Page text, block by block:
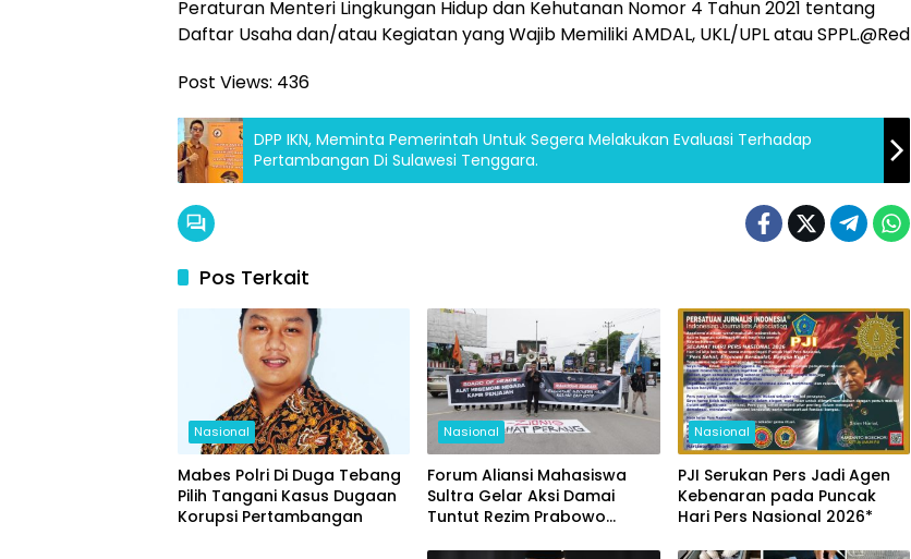
Peraturan Menteri Lingkungan Hidup dan Kehutanan Nomor 4 Tahun 2021 tentang
Daftar Usaha dan/atau Kegiatan yang Wajib Memiliki AMDAL, UKL/UPL atau SPPL.@Red
Post Views: 436
DPP IKN, Meminta Pemerintah Untuk Segera Melakukan Evaluasi Terhadap
Pertambangan Di Sulawesi Tenggara.
Pos Terkait
Nasional
Mabes Polri Di Duga Tebang
Pilih Tangani Kasus Dugaan
Korupsi Pertambangan
Nasional
Forum Aliansi Mahasiswa
Sultra Gelar Aksi Damai
Tuntut Rezim Prabowo
Nasional
PJI Serukan Pers Jadi Agen
Kebenaran pada Puncak
Hari Pers Nasional 2026*